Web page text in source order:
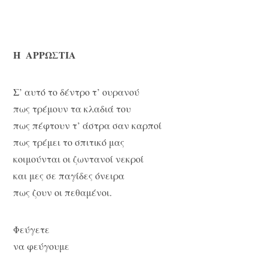
H ΑΡΡΩΣΤΙΑ
Σ’ αυτό το δέντρο τ’ ουρανού
πως τρέμουν τα κλαδιά του
πως πέφτουν τ’ άστρα σαν καρποί
πως τρέμει το σπιτικό μας
κοιμούνται οι ζωντανοί νεκροί
και μες σε παγίδες όνειρα
πως ζουν οι πεθαμένοι.
Φεύγετε
να φεύγουμε